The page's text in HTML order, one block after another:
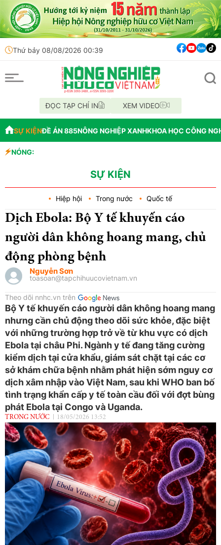
Thứ bảy 08/08/2026 00:39
ĐỌC TẠP CHÍ IN XEM VIDEO
SỰ KIỆNĐỀ ÁN 885NÔNG NGHIỆP XANHKHOA HỌC CÔNG
NÓNG:
nghiệp sinh học
phá rừng để cấp GCNQSDĐSỰ KIỆN
Hiệp hội Trong nước Quốc tế
Dịch Ebola: Bộ Y tế khuyến cáo
người dân không hoang mang, chủ
động phòng bệnh
Nguyễn Sơn
toasoan@tapchihuucovietnam.vn
Theo dõi nnhc.vn trên
Bộ Y tế khuyến cáo người dân không hoang mang
nhưng cần chủ động theo dõi sức khỏe, đặc biệt
với những trường hợp trở về từ khu vực có dịch
Ebola tại châu Phi. Ngành y tế đang tăng cường
kiểm dịch tại cửa khẩu, giám sát chặt tại các cơ
sở khám chữa bệnh nhằm phát hiện sớm nguy cơ
dịch xâm nhập vào Việt Nam, sau khi WHO ban bố
tình trạng khẩn cấp y tế toàn cầu đối với đợt bùng
phát Ebola tại Congo và Uganda.
TRONG NƯỚC 18/05/2026 13:52